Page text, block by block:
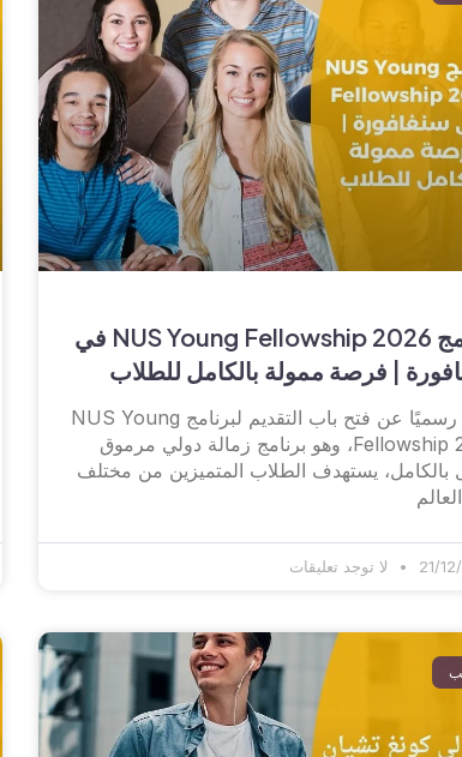
برنامج NUS Young Fellowship 2026 في
| فرصة ممولة بالكامل للطلاب
أُعلن رسميًا عن فتح باب التقديم لبرنامج NUS Young
Fellowship 2026، وهو برنامج زمالة دولي مرموق
بالكامل، يستهدف الطلاب المتميزين من مختلف
21/ لا توجد تعليقات